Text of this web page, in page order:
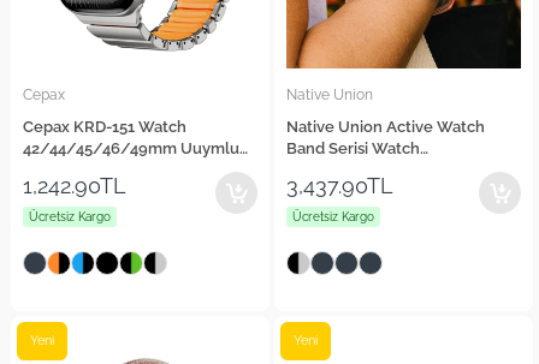
Cepax
Cepax KRD-151 Watch
42/44/45/46/49mm Uuymlu
1,242.90TL
Ücretsiz Kargo
Native Union
Native Union Active Watch
Band Serisi Watch
42/44/45/46/49mm Uyumlu
Silikon Kordon
3,437.90TL
Ücretsiz Kargo
Yeni Yeni